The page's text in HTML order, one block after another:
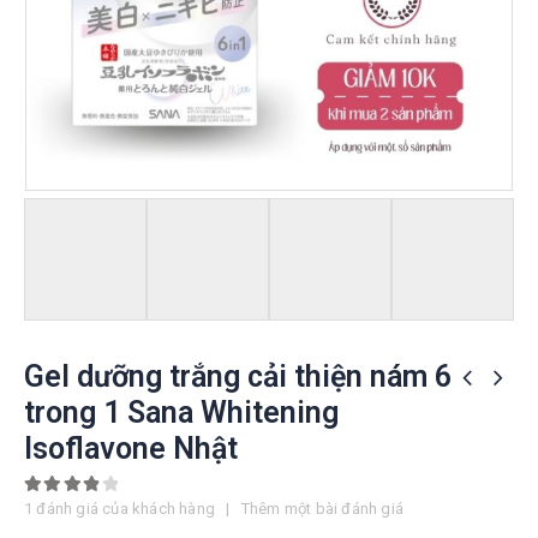
Gel dưỡng trắng cải thiện nám 6
trong 1 Sana Whitening
Isoflavone Nhật
4.00out of 5
1 đánh giá của khách hàng | Thêm một bài đánh giá